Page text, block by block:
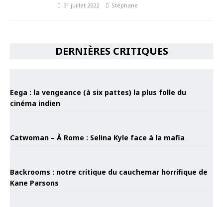
31 juillet 2022 Stéphane
DERNIÈRES CRITIQUES
Eega : la vengeance (à six pattes) la plus folle du
cinéma indien
Catwoman – À Rome : Selina Kyle face à la mafia
Backrooms : notre critique du cauchemar horrifique de
Kane Parsons